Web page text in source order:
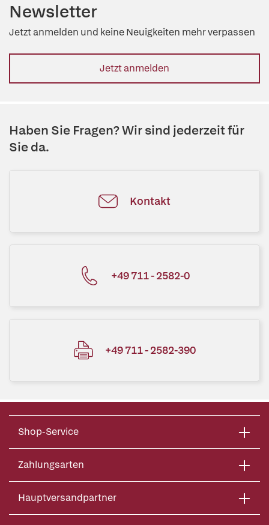
Newsletter
Jetzt anmelden und keine Neuigkeiten mehr verpassen
Jetzt anmelden
Haben Sie Fragen? Wir sind jederzeit für
Sie da.
Kontakt
+49 711 - 2582-0
+49 711 - 2582-390
Shop-Service
Zahlungsarten
Hauptversandpartner